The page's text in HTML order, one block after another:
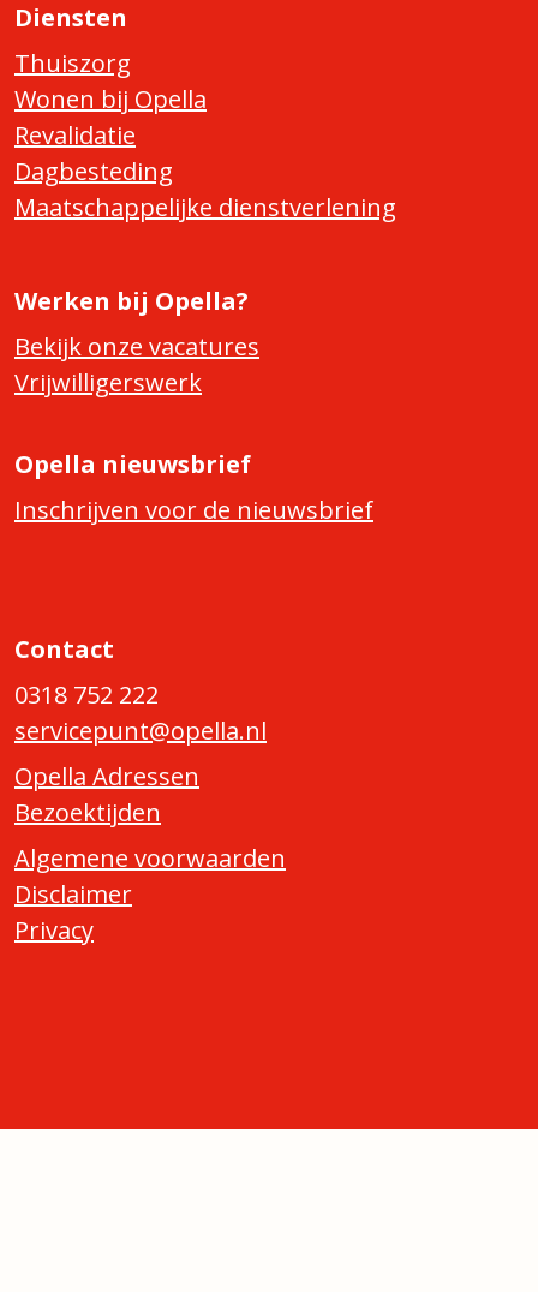
Diensten
Thuiszorg
Wonen bij Opella
Revalidatie
Dagbesteding
Maatschappelijke dienstverlening
Werken bij Opella?
Bekijk onze vacatures
Vrijwilligerswerk
Opella nieuwsbrief
Inschrijven voor de nieuwsbrief
Contact
0318 752 222
servicepunt@opella.nl
Opella Adressen
Bezoektijden
Algemene voorwaarden
Disclaimer
Privacy